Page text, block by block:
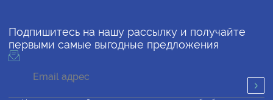
Подпишитесь на нашу рассылку и получайте
первыми самые выгодные предложения